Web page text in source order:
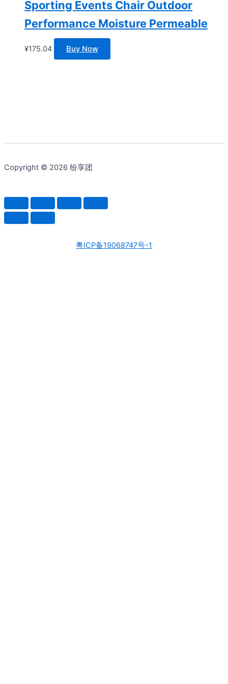
Sporting Events Chair Outdoor
Performance Moisture Permeable
¥175.04 Buy Now
Copyright © 2026 纷享团
粤ICP备19068747号-1